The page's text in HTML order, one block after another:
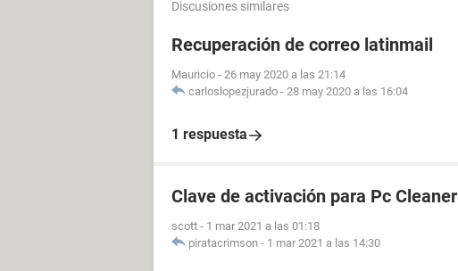
Discusiones similares
Recuperación de correo latinmail
Mauricio - 26 may 2020 a las 21:14
carloslopezjurado - 28 may 2020 a las 16:04
1 respuesta
Clave de activación para Pc Cleaner
scott - 1 mar 2021 a las 01:18
piratacrimson - 1 mar 2021 a las 14:30